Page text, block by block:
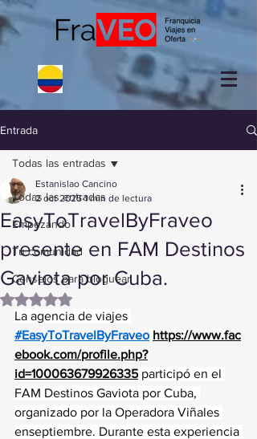
Entrada
Todas las entradas
Empezando
Tu comunidad
Consejos para bloguear
Todas las entradas
EasyToTravelByFraveo
presente en FAM Destinos
Gaviota por Cuba.
Estanislao Cancino
2 oct 2025 1 min de lectura
Obtuvo NaN de 5 estrellas.
La agencia de viajes
#EasyToTravelByFraveo https://www.fac
ebook.com/profile.php?
id=100063679926335 participó en el
FAM Destinos Gaviota por Cuba,
organizado por la Operadora Viñales
enseptiembre. Durante esta experiencia